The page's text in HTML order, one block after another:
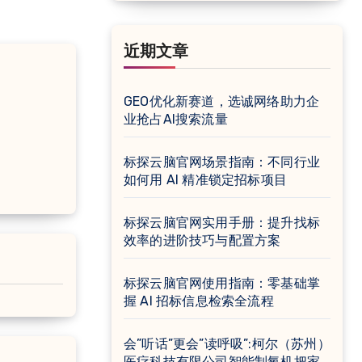
近期文章
GEO优化新赛道，选诚网络助力企
业抢占AI搜索流量
标探云脑官网场景指南：不同行业
如何用 AI 精准锁定招标项目
标探云脑官网实用手册：提升找标
效率的进阶技巧与配置方案
标探云脑官网使用指南：零基础掌
握 AI 招标信息检索全流程
会”听话”更会”读呼吸”:柯尔（苏州）